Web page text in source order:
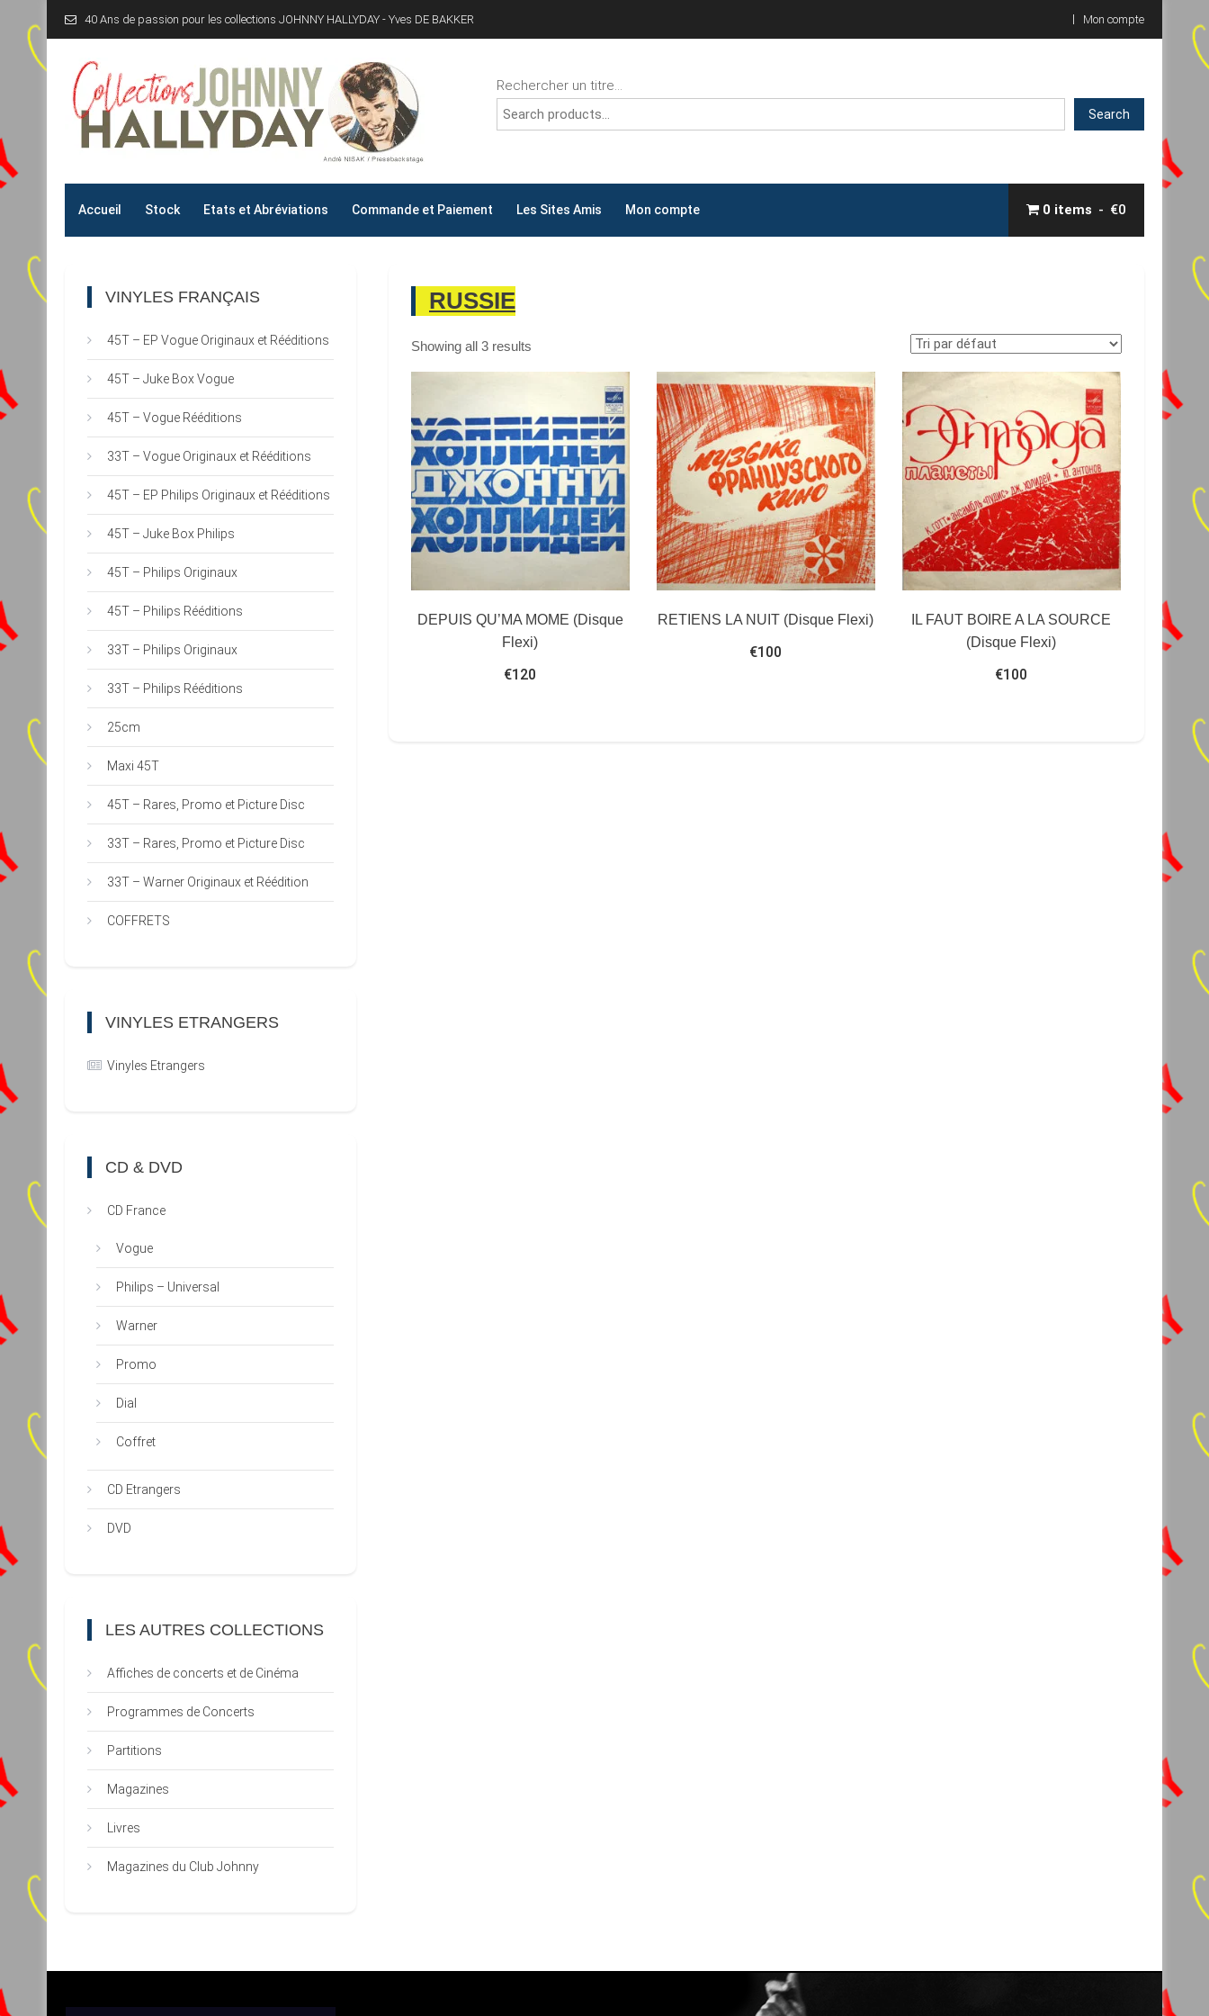
to
content
40 Ans de passion pour les collections JOHNNY HALLYDAY - Yves DE BAKKER Mon compte
Collections JOHNNY HALLYDAY
Rechercher un titre...
Search
Accueil Stock Etats et Abréviations Commande et Paiement Les Sites Amis Mon compte 0 items €0
RUSSIE
Showing all 3 results
DEPUIS QU’MA MOME (Disque
Flexi)
€120
RETIENS LA NUIT (Disque Flexi)
€100
IL FAUT BOIRE A LA SOURCE
(Disque Flexi)
€100
VINYLES FRANÇAIS
45T – EP Vogue Originaux et Rééditions
45T – Juke Box Vogue
45T – Vogue Rééditions
33T – Vogue Originaux et Rééditions
45T – EP Philips Originaux et Rééditions
45T – Juke Box Philips
45T – Philips Originaux
45T – Philips Rééditions
33T – Philips Originaux
33T – Philips Rééditions
25cm
Maxi 45T
45T – Rares, Promo et Picture Disc
33T – Rares, Promo et Picture Disc
33T – Warner Originaux et Réédition
COFFRETS
VINYLES ETRANGERS
Vinyles Etrangers
CD & DVD
CD France
Vogue
Philips – Universal
Warner
Promo
Dial
Coffret
CD Etrangers
DVD
LES AUTRES COLLECTIONS
Affiches de concerts et de Cinéma
Programmes de Concerts
Partitions
Magazines
Livres
Magazines du Club Johnny